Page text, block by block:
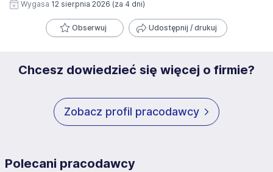
Wygasa 12 sierpnia 2026 (za 4 dni)
Obserwuj Udostępnij / drukuj
Chcesz dowiedzieć się więcej o firmie?
Zobacz profil pracodawcy
Polecani pracodawcy